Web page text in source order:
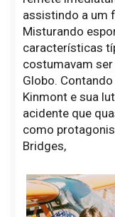
assistindo a um
Misturando
características
costumavam
Globo.
Kinmont e sua
acidente que
como
Bridges,